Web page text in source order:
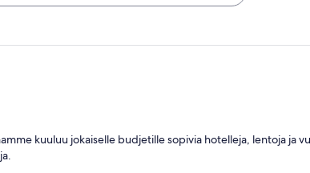
kuuluu jokaiselle budjetille sopivia hotelleja, lentoja ja